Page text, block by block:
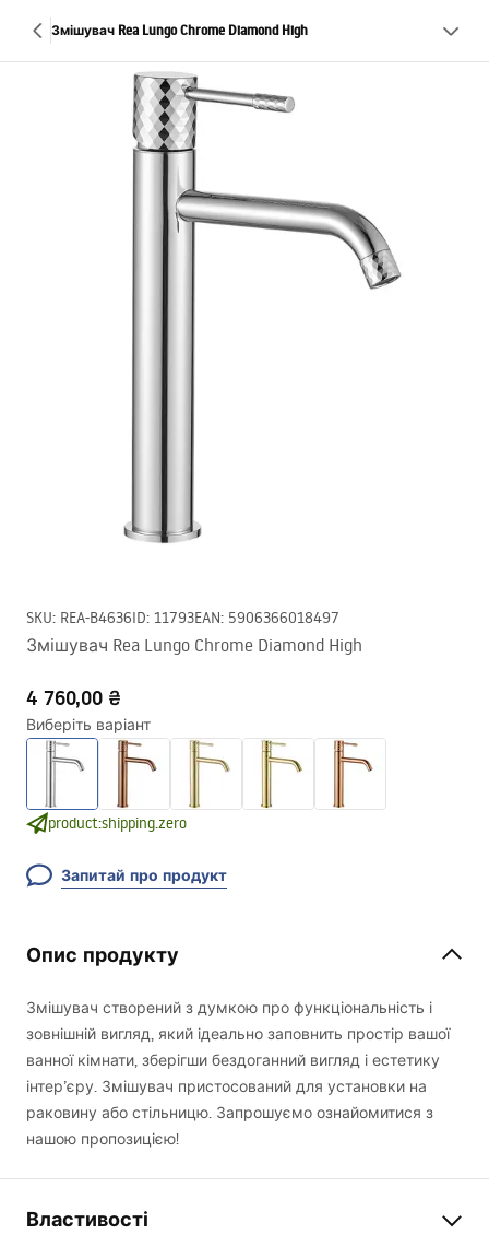
Змішувач Rea Lungo Chrome Diamond High
SKU: REA-B4636ID: 11793EAN: 5906366018497
Змішувач Rea Lungo Chrome Diamond High
4 760,00 ₴
Виберіть варіант
product:shipping.zero
Запитай про продукт
Опис продукту
Змішувач створений з думкою про функціональність і
зовнішній вигляд, який ідеально заповнить простір вашої
ванної кімнати, зберігши бездоганний вигляд і естетику
інтер’єру. Змішувач пристосований для установки на
раковину або стільницю. Запрошуємо ознайомитися з
нашою пропозицією!
Властивості